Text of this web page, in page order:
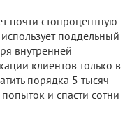
почти стопроцентную
поддельный
внутренней
клиентов только в
порядка 5 тысяч
и спасти сотни